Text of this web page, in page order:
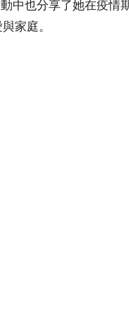
中也分享了她在疫情
家庭。